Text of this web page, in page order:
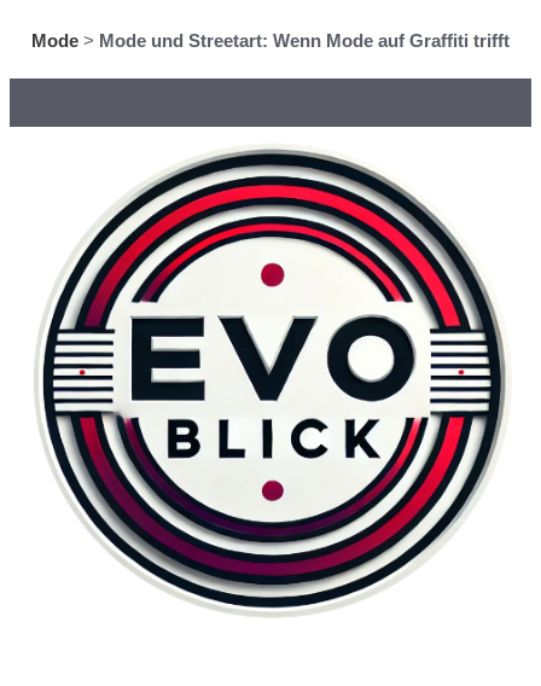
Mode > Mode und Streetart: Wenn Mode auf Graffiti trifft